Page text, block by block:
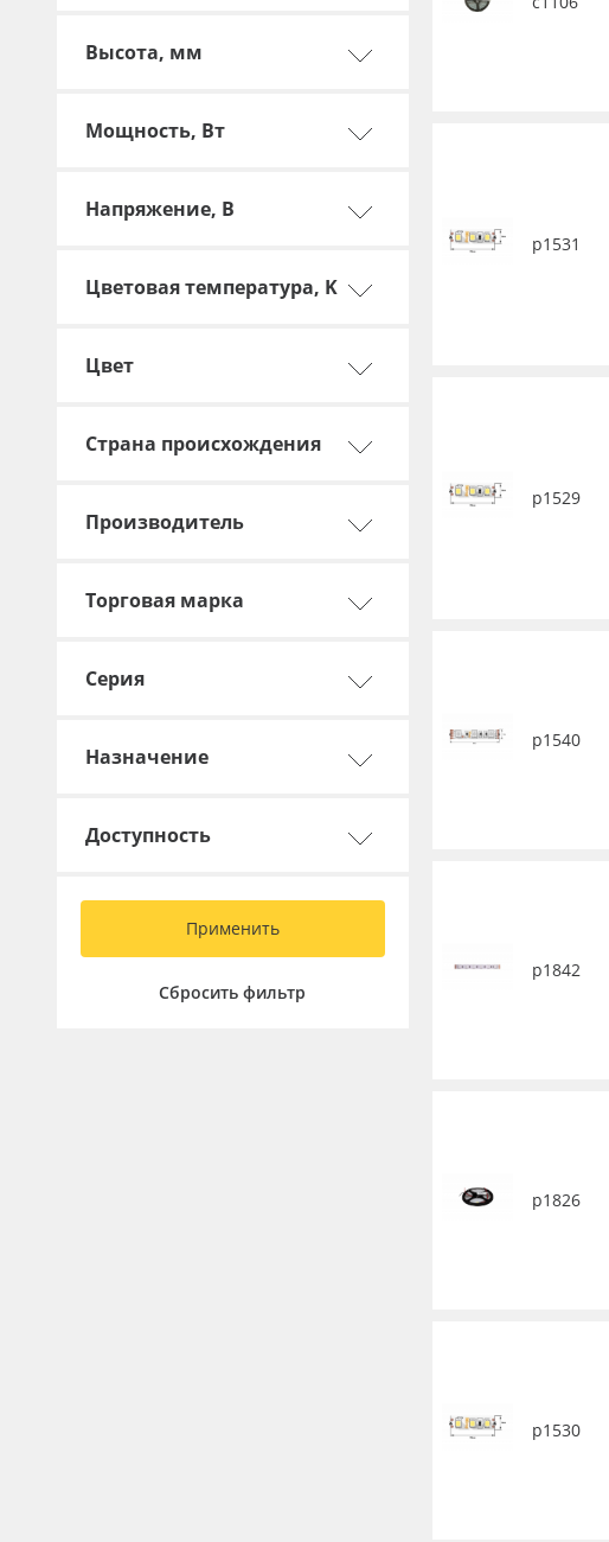
Заготовки для сувениров
Высота, мм
Мощность, Вт
Напряжение, В
Цветовая температура, K
Цвет
Страна происхождения
Производитель
Торговая марка
Серия
Назначение
Доступность
Применить
Сбросить фильтр
р1531
р1529
р1540
р1842
р1826
р1530